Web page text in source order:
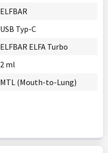
ELFBAR
USB Typ-C
ELFBAR ELFA Turbo
2 ml
MTL (Mouth-to-Lung)